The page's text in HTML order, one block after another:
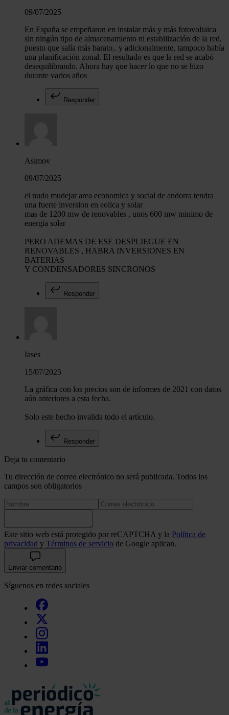
09/07/2025
En España se empeñaron en instalar más y más fotovoltaica
sin ningún tipo de almacenamiento ni estabilización de la red,
puesto que salía más barato.. y adicionalmente, tampoco había
una planificación zonal. El resultado es que la red se acabó
desequilibrando. Ahora hay que hacer lo que no se hizo
durante varios años
Responder
Asimov
09/07/2025
el nudo mudejar area economica y social de andorra tendra
una fuerte inversion en eolica y solar
mas de 1200 mw de renovables , unos 600 mw minimo de
energia solar
PERO ADEMAS DE ESE DESPLIEGUE EN
RENOVABLES , HABRA INVERSIONES EN
BATERIAS
Y CONDENSADORES SINCRONOS
Responder
Iases
15/07/2025
La gráfica con los precios son de informes de 2021 con datos
aún anteriores a esta fecha.
Solo este hecho invalida todo el artículo.
Responder
Deja tu comentario
Tu dirección de correo electrónico no será publicada. Todos los
campos son obligatorios
Este sitio web está protegido por reCAPTCHA y la Política de
privacidad y Términos de servicio de Google aplican.
Enviar comentario
Síguenos en redes sociales